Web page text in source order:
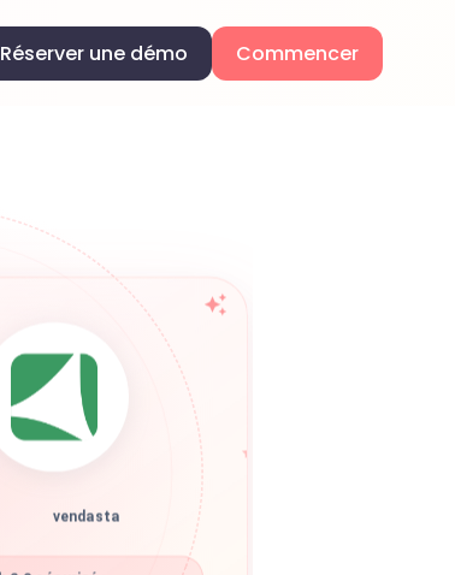
Réserver une démo Commencer
vendasta